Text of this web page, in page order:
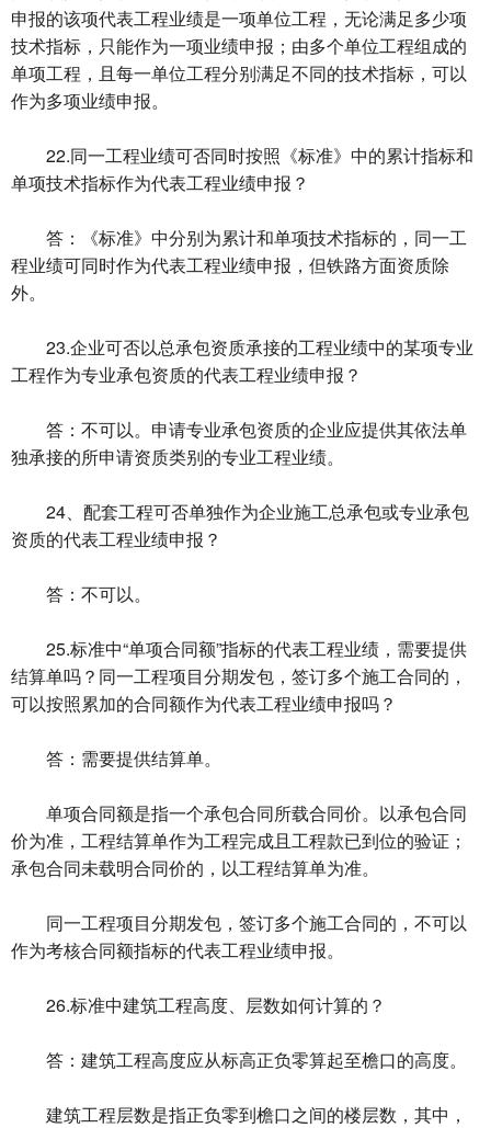
申报的该项代表工程业绩是一项单位工程，无论满足多少项
技术指标，只能作为一项业绩申报；由多个单位工程组成的
单项工程，且每一单位工程分别满足不同的技术指标，可以
作为多项业绩申报。
22.同一工程业绩可否同时按照《标准》中的累计指标和
单项技术指标作为代表工程业绩申报？
答：《标准》中分别为累计和单项技术指标的，同一工
程业绩可同时作为代表工程业绩申报，但铁路方面资质除
外。
23.企业可否以总承包资质承接的工程业绩中的某项专业
工程作为专业承包资质的代表工程业绩申报？
答：不可以。申请专业承包资质的企业应提供其依法单
独承接的所申请资质类别的专业工程业绩。
24、配套工程可否单独作为企业施工总承包或专业承包
资质的代表工程业绩申报？
答：不可以。
25.标准中“单项合同额”指标的代表工程业绩，需要提供
结算单吗？同一工程项目分期发包，签订多个施工合同的，
可以按照累加的合同额作为代表工程业绩申报吗？
答：需要提供结算单。
单项合同额是指一个承包合同所载合同价。以承包合同
价为准，工程结算单作为工程完成且工程款已到位的验证；
承包合同未载明合同价的，以工程结算单为准。
同一工程项目分期发包，签订多个施工合同的，不可以
作为考核合同额指标的代表工程业绩申报。
26.标准中建筑工程高度、层数如何计算的？
答：建筑工程高度应从标高正负零算起至檐口的高度。
建筑工程层数是指正负零到檐口之间的楼层数，其中，